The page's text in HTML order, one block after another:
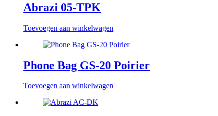
Abrazi 05-TPK
Toevoegen aan winkelwagen
Phone Bag GS-20 Poirier
Toevoegen aan winkelwagen